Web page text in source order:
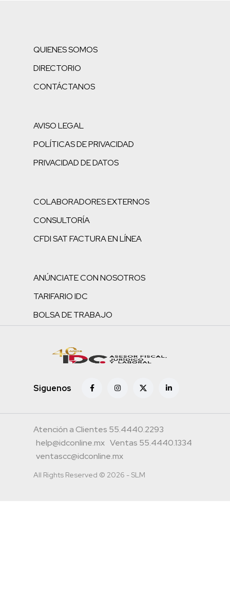
QUIENES SOMOS
DIRECTORIO
CONTÁCTANOS
AVISO LEGAL
POLÍTICAS DE PRIVACIDAD
PRIVACIDAD DE DATOS
COLABORADORES EXTERNOS
CONSULTORÍA
CFDI SAT FACTURA EN LÍNEA
ANÚNCIATE CON NOSOTROS
TARIFARIO IDC
BOLSA DE TRABAJO
Siguenos
Atención a Clientes 55.4440.2293
help@idconline.mx Ventas 55.4440.1334
ventascc@idconline.mx
All Rights Reserved © 2026 - SLM